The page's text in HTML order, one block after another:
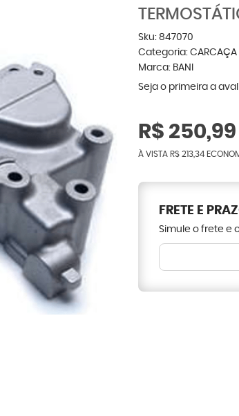
Sku: 847070
Categoria: CARCAÇA
Marca: BANI
Seja o primeira a
R$ 250,99
À VISTA R$ 213,34
FRETE E
Simule o frete e